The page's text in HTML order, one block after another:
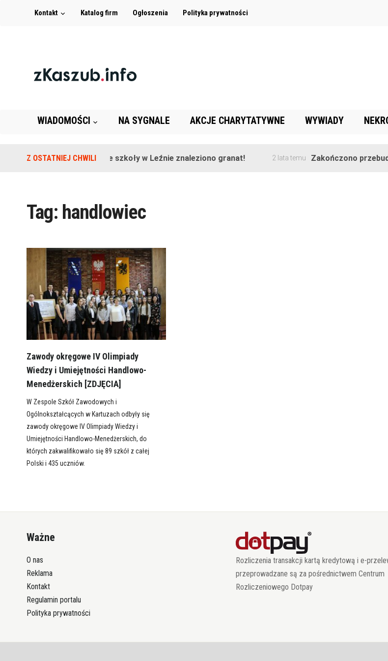
Kontakt Katalog firm Ogłoszenia Polityka prywatności
WIADOMOŚCI NA SYGNALE AKCJE CHARYTATYWNE WYWIADY
Z OSTATNIEJ CHWILINa terenie szkoły w Leźnie znaleziono granat! 2 lata temu Zakończono
Tag: handlowiec
Zawody okręgowe IV Olimpiady
Wiedzy i Umiejętności Handlowo-
Menedżerskich [ZDJĘCIA]
W Zespole Szkół Zawodowych i
Ogólnokształcących w Kartuzach odbyły się
zawody okręgowe IV Olimpiady Wiedzy i
Umiejętności Handlowo-Menedżerskich, do
których zakwalifikowało się 89 szkół z całej
Polski i 435 uczniów.
Ważne
O nas
Reklama
Kontakt
Regulamin portalu
Polityka prywatności
Rozliczenia transakcji kartą kredytową i e-
przeprowadzane są za pośrednictwem Centrum
Rozliczeniowego Dotpay